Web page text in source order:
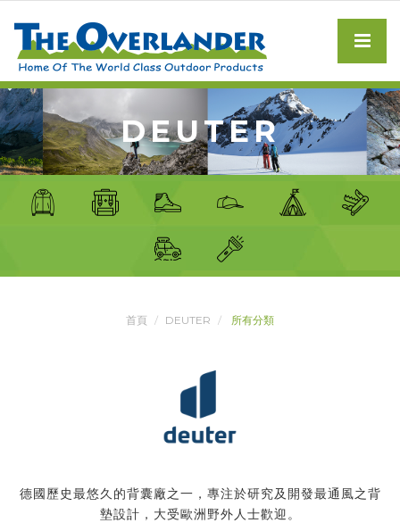
DEUTER
首頁 DEUTER 所有分類
德國歷史最悠久的背囊廠之一，專注於研究及開發最通風之背
墊設計，大受歐洲野外人士歡迎。